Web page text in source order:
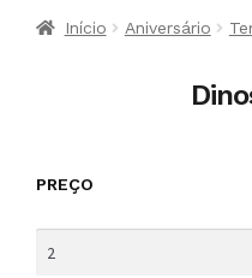
Início Aniversário
PREÇO